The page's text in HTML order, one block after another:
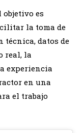
objetivo es
la toma de
datos de
real, la
experiencia
en una
el trabajo